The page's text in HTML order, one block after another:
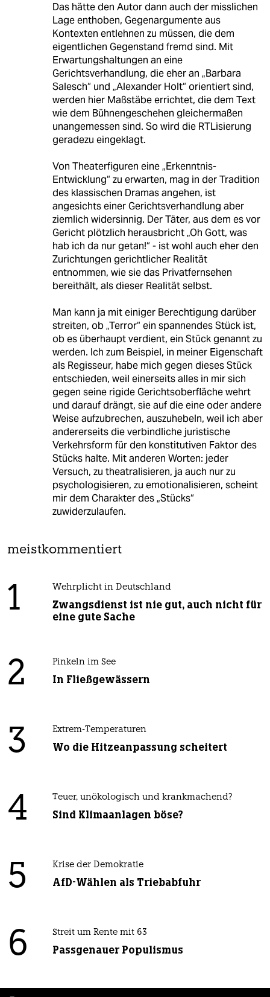
Das hätte den Autor dann auch der misslichen
Lage enthoben, Gegenargumente aus
Kontexten entlehnen zu müssen, die dem
eigentlichen Gegenstand fremd sind. Mit
Erwartungshaltungen an eine
Gerichtsverhandlung, die eher an „Barbara
Salesch“ und „Alexander Holt“ orientiert sind,
werden hier Maßstäbe errichtet, die dem Text
wie dem Bühnengeschehen gleichermaßen
unangemessen sind. So wird die RTLisierung
geradezu eingeklagt.
Von Theaterfiguren eine „Erkenntnis-
Entwicklung“ zu erwarten, mag in der Tradition
des klassischen Dramas angehen, ist
angesichts einer Gerichtsverhandlung aber
ziemlich widersinnig. Der Täter, aus dem es vor
Gericht plötzlich herausbricht „Oh Gott, was
hab ich da nur getan!“ - ist wohl auch eher den
Zurichtungen gerichtlicher Realität
entnommen, wie sie das Privatfernsehen
bereithält, als dieser Realität selbst.
Man kann ja mit einiger Berechtigung darüber
streiten, ob „Terror“ ein spannendes Stück ist,
ob es überhaupt verdient, ein Stück genannt zu
werden. Ich zum Beispiel, in meiner Eigenschaft
als Regisseur, habe mich gegen dieses Stück
entschieden, weil einerseits alles in mir sich
gegen seine rigide Gerichtsoberfläche wehrt
und darauf drängt, sie auf die eine oder andere
Weise aufzubrechen, auszuhebeln, weil ich aber
andererseits die verbindliche juristische
Verkehrsform für den konstitutiven Faktor des
Stücks halte. Mit anderen Worten: jeder
Versuch, zu theatralisieren, ja auch nur zu
psychologisieren, zu emotionalisieren, scheint
mir dem Charakter des „Stücks“
zuwiderzulaufen.
meistkommentiert
1 Wehrplicht in Deutschland
Zwangsdienst ist nie gut, auch nicht für
eine gute Sache
2 Pinkeln im See
In Fließgewässern
3 Extrem-Temperaturen
Wo die Hitzeanpassung scheitert
4 Teuer, unökologisch und krankmachend?
Sind Klimaanlagen böse?
5 Krise der Demokratie
AfD-Wählen als Triebabfuhr
6 Streit um Rente mit 63
Passgenauer Populismus